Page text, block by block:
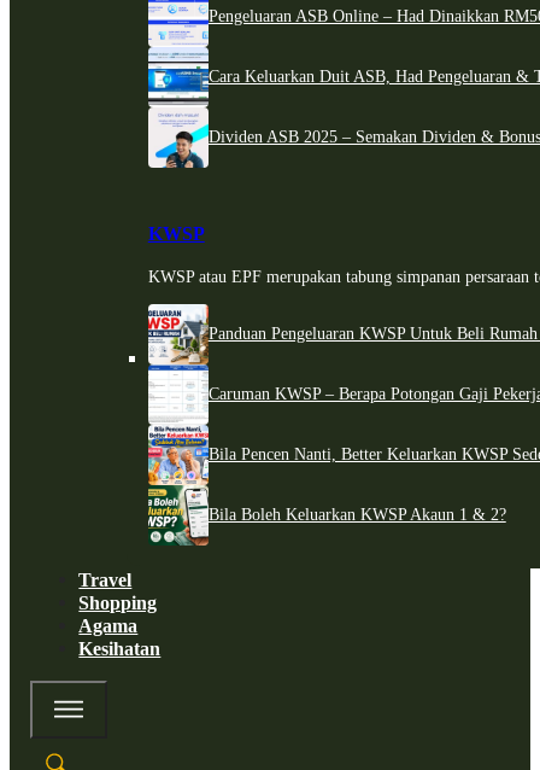
Pengeluaran ASB Online – Had Dinaikkan
Cara Keluarkan Duit ASB, Had Pengeluaran &
Dividen ASB 2025 – Semakan Dividen &
KWSP
KWSP atau EPF merupakan tabung simpanan persaraan
Panduan Pengeluaran KWSP Untuk Beli
Caruman KWSP – Berapa Potongan Gaji
Bila Pencen Nanti, Better Keluarkan KWSP
Bila Boleh Keluarkan KWSP Akaun 1 & 2?
Travel
Shopping
Agama
Kesihatan